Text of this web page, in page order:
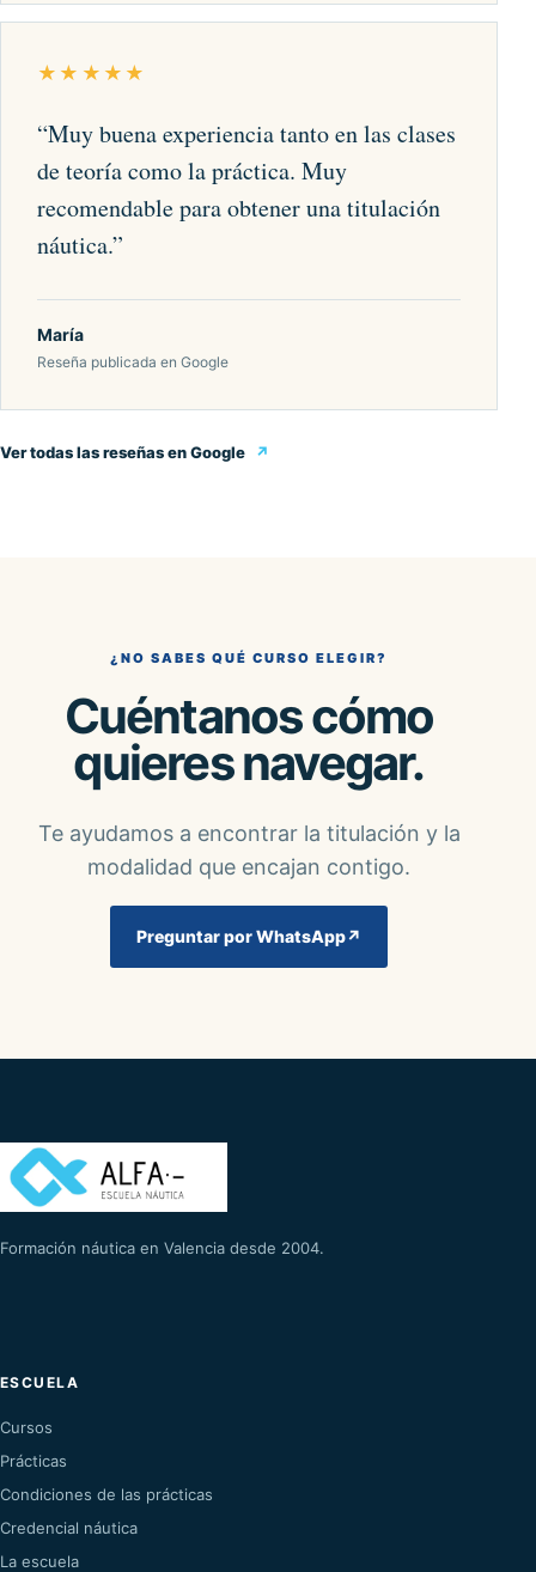
★★★★★
“Muy buena experiencia tanto en las clases
de teoría como la práctica. Muy
recomendable para obtener una titulación
náutica.”
María
Reseña publicada en Google
Ver todas las reseñas en Google ↗
¿NO SABES QUÉ CURSO ELEGIR?
Cuéntanos cómo
quieres navegar.
Te ayudamos a encontrar la titulación y la
modalidad que encajan contigo.
Preguntar por WhatsApp↗
Formación náutica en Valencia desde 2004.
ESCUELA
Cursos
Prácticas
Condiciones de las prácticas
Credencial náutica
La escuela